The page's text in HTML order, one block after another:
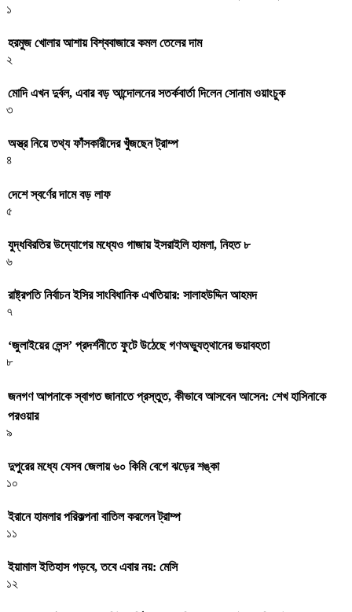
১
হরমুজ খোলার আশায় বিশ্ববাজারে কমল তেলের দাম
২
মোদি এখন দুর্বল, এবার বড় আন্দোলনের সতর্কবার্তা দিলেন সোনাম ওয়াংচুক
৩
অস্ত্র নিয়ে তথ্য ফাঁসকারীদের খুঁজছেন ট্রাম্প
৪
দেশে স্বর্ণের দামে বড় লাফ
৫
যুদ্ধবিরতির উদ্যোগের মধ্যেও গাজায় ইসরাইলি হামলা, নিহত ৮
৬
রাষ্ট্রপতি নির্বাচন ইসির সাংবিধানিক এখতিয়ার: সালাহউদ্দিন আহমদ
৭
‘জুলাইয়ের লেন্স’ প্রদর্শনীতে ফুটে উঠেছে গণঅভ্যুত্থানের ভয়াবহতা
৮
জনগণ আপনাকে স্বাগত জানাতে প্রস্তুত, কীভাবে আসবেন আসেন: শেখ হাসিনাকে
পরওয়ার
৯
দুপুরের মধ্যে যেসব জেলায় ৬০ কিমি বেগে ঝড়ের শঙ্কা
১০
ইরানে হামলার পরিকল্পনা বাতিল করলেন ট্রাম্প
১১
ইয়ামাল ইতিহাস গড়বে, তবে এবার নয়: মেসি
১২